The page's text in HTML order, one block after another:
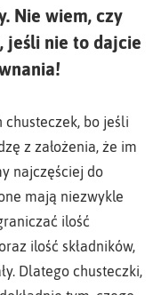
Nie wiem, czy
jeśli nie to dajcie
bo jeśli
z założenia, że im
najczęściej do
mają niezwykle
ilość
ilość składników,
Dlatego chusteczki,